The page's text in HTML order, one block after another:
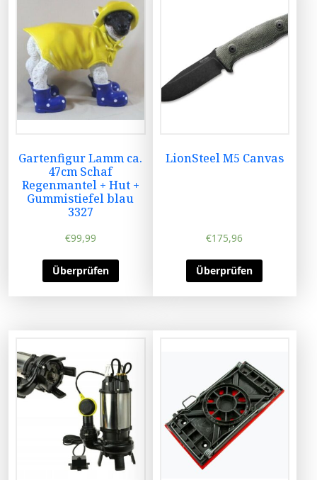
Gartenfigur Lamm ca.
47cm Schaf
Regenmantel + Hut +
Gummistiefel blau
3327
€99,99
Überprüfen
LionSteel M5 Canvas
€175,96
Überprüfen